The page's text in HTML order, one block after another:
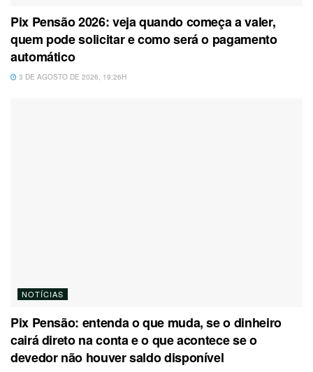
Pix Pensão 2026: veja quando começa a valer,
quem pode solicitar e como será o pagamento
automático
3 DE AGOSTO DE 2026, 19:26H
NOTÍCIAS
Pix Pensão: entenda o que muda, se o dinheiro
cairá direto na conta e o que acontece se o
devedor não houver saldo disponível